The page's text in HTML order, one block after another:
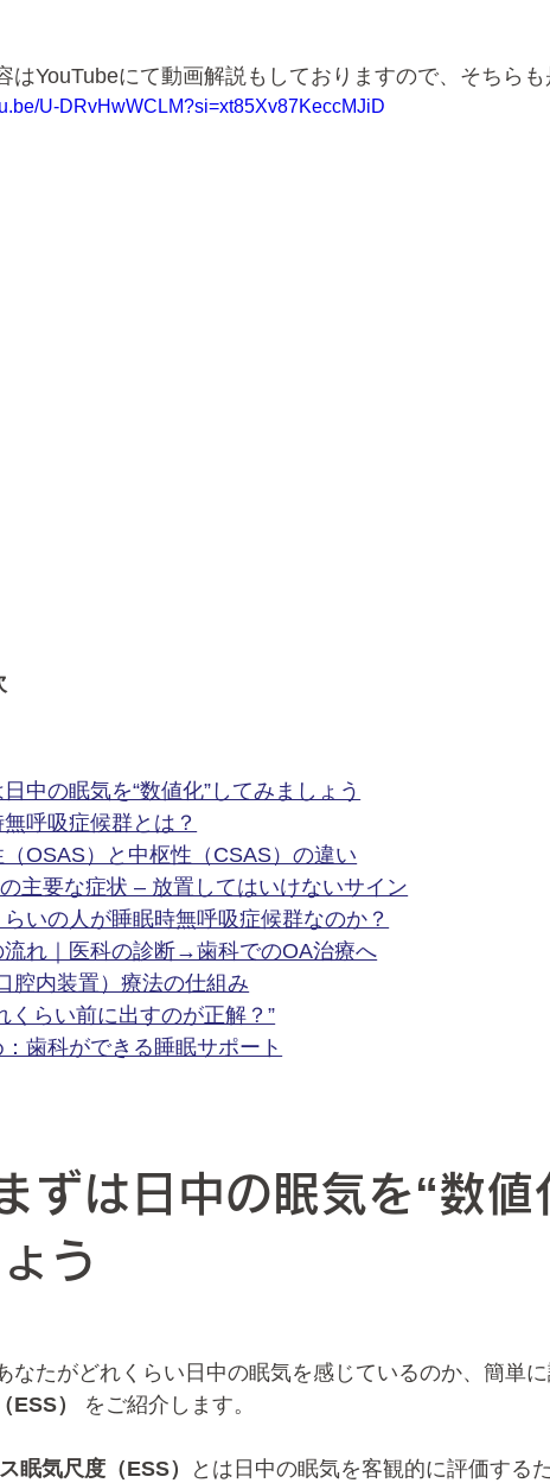
はYouTubeにて動画解説もしておりますので、そちらも
U-DRvHwWCLM?si=xt85Xv87KeccMJiD
中の眠気を“数値化”してみましょう
呼吸症候群とは？
OSAS）と中枢性（CSAS）の違い
主要な症状 – 放置してはいけないサイン
いの人が睡眠時無呼吸症候群なのか？
流れ｜医科の診断→歯科でのOA治療へ
腔内装置）療法の仕組み
くらい前に出すのが正解？”
歯科ができる睡眠サポート
ずは日中の眠気を“数値
う
なたがどれくらい日中の眠気を感じているのか、簡単
ESS）
をご紹介します。
眠気尺度（ESS）
とは日中の眠気を客観的に評価するた